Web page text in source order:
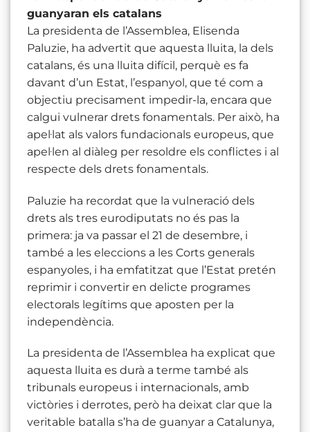
guanyaran els catalans
La presidenta de l’Assemblea, Elisenda
Paluzie, ha advertit que aquesta lluita, la dels
catalans, és una lluita difícil, perquè es fa
davant d’un Estat, l’espanyol, que té com a
objectiu precisament impedir-la, encara que
calgui vulnerar drets fonamentals. Per això, ha
apel·lat als valors fundacionals europeus, que
apel·len al diàleg per resoldre els conflictes i al
respecte dels drets fonamentals.
Paluzie ha recordat que la vulneració dels
drets als tres eurodiputats no és pas la
primera: ja va passar el 21 de desembre, i
també a les eleccions a les Corts generals
espanyoles, i ha emfatitzat que l’Estat pretén
reprimir i convertir en delicte programes
electorals legítims que aposten per la
independència.
La presidenta de l’Assemblea ha explicat que
aquesta lluita es durà a terme també als
tribunals europeus i internacionals, amb
victòries i derrotes, però ha deixat clar que la
veritable batalla s’ha de guanyar a Catalunya,